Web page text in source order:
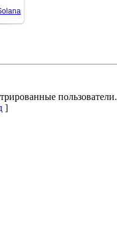
пользователи.
]